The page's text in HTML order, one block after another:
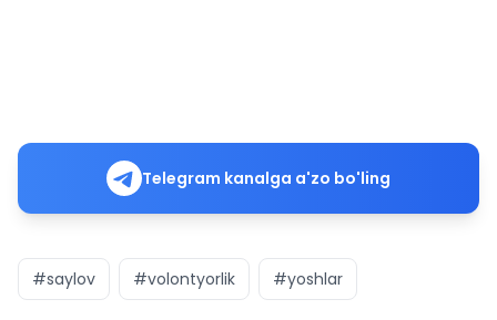
Telegram kanalga a'zo bo'ling
#saylov #volontyorlik #yoshlar